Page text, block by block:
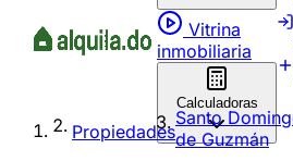
Vitrina
inmobiliaria
Calculadoras
Propiedades
Santo
de Guzmán